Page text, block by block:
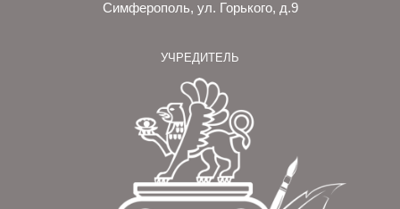
Симферополь, ул. Горького, д.9
УЧРЕДИТЕЛЬ